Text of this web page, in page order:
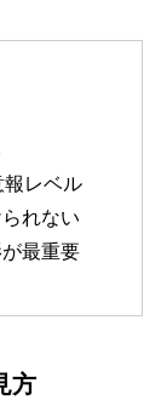
報レベル
れない
最重要
方